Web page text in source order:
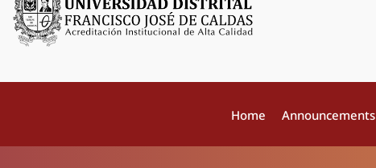
Home Announcements